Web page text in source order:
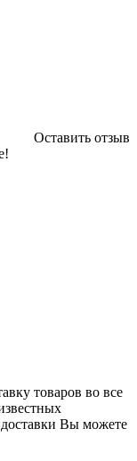
Оставить отзыв
товаров во все
Вы можете